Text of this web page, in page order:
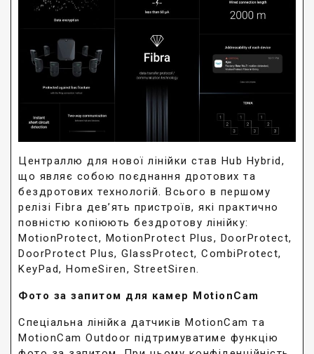
Централлю для нової лінійки став Hub Hybrid,
що являє собою поєднання дротових та
бездротових технологій. Всього в першому
релізі Fibra дев’ять пристроїв, які практично
повністю копіюють бездротову лінійку:
MotionProtect, MotionProtect Plus, DoorProtect,
DoorProtect Plus, GlassProtect, CombiProtect,
KeyPad, HomeSiren, StreetSiren.
Фото за запитом для камер MotionCam
Спеціальна лінійка датчиків MotionCam та
MotionCam Outdoor підтримуватиме функцію